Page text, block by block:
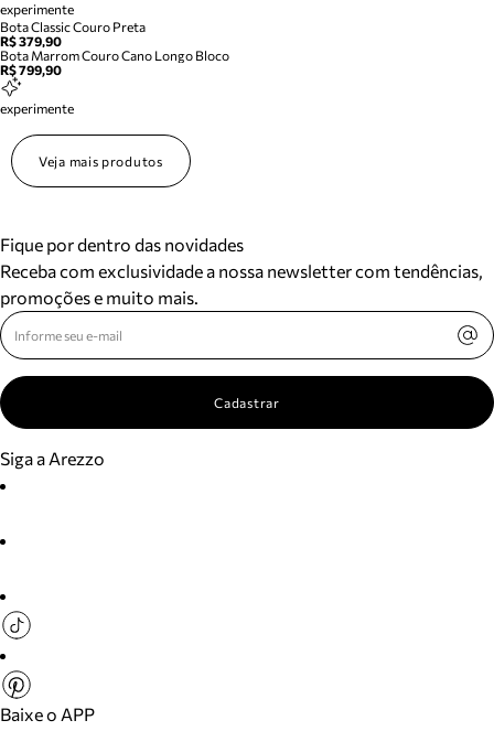
experimente
Bota Classic Couro Preta
R$ 379,90
Bota Marrom Couro Cano Longo Bloco
R$ 799,90
experimente
Veja mais produtos
Fique por dentro das novidades
Receba com exclusividade a nossa newsletter com tendências,
promoções e muito mais.
Cadastrar
Siga a Arezzo
Baixe o APP